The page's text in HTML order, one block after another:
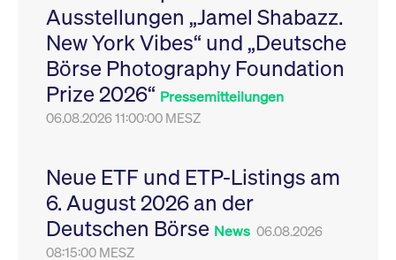
Ausstellungen „Jamel Shabazz.
New York Vibes“ und „Deutsche
Börse Photography Foundation
Prize 2026“ Pressemitteilungen
06.08.2026 11:00:00 MESZ
Neue ETF und ETP-Listings am
6. August 2026 an der
Deutschen Börse News 06.08.2026
08:15:00 MESZ
Leistung der Website
zu messen. Es handelt
sich um ein Muster-
Cookie, bei dem auf
das Präfix _pk_ses
eine kurze Reihe von
VISITOR_PRIVACY_METADATA
YouTube
.youtube.com
6
Monate
Dieses Cookie dient
Speicherung der
Einwilligungs- und
des Nutzers für ihre
Interaktion mit der
Sitzungen geehrt